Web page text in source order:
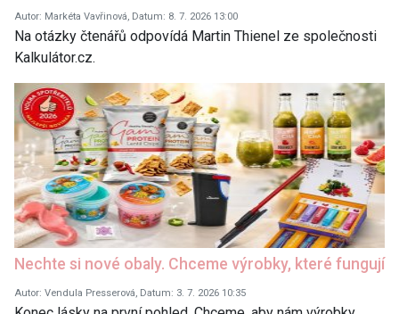
Autor: Markéta Vavřinová, Datum: 8. 7. 2026 13:00
Na otázky čtenářů odpovídá Martin Thienel ze společnosti
Kalkulátor.cz.
Nechte si nové obaly. Chceme výrobky, které fungují
Autor: Vendula Presserová, Datum: 3. 7. 2026 10:35